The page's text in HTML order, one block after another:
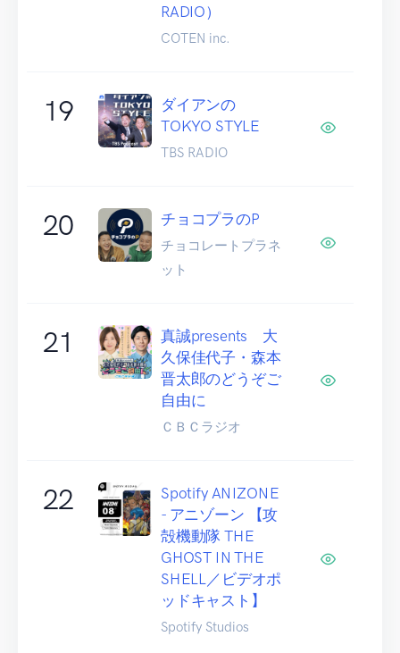
RADIO）
COTEN inc.
19
ダイアンの
TOKYO STYLE
TBS RADIO
20 チョコプラのP
チョコレートプラネ
ット
21
真誠presents 大
久保佳代子・森本
晋太郎のどうぞご
自由に
ＣＢＣラジオ
22
Spotify ANIZONE
- アニゾーン 【攻
殻機動隊 THE
GHOST IN THE
SHELL／ビデオポ
ッドキャスト】
Spotify Studios